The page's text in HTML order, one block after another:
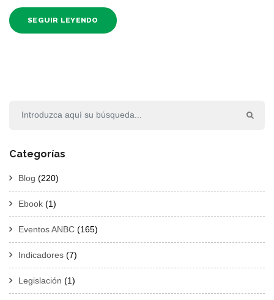
SEGUIR LEYENDO
Categorías
Blog (220)
Ebook (1)
Eventos ANBC (165)
Indicadores (7)
Legislación (1)